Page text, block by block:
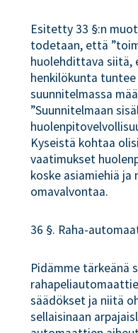
Esitetty 33 §:n
todetaan, että
huolehdittava siitä,
henkilökunta
suunnitelmassa
”Suunnitelmaan
Kyseistä kohtaa
vaatimukset
koske asiamiehiä
omavalvontaa.
36 §. Raha-
Pidämme tärkeänä
säädökset ja niitä
sellaisinaan